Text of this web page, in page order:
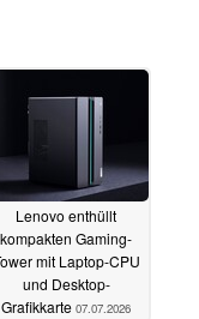
Lenovo enthüllt
kompakten Gaming-
mit Laptop-CPU
und Desktop-
Grafikkarte 07.07.2026